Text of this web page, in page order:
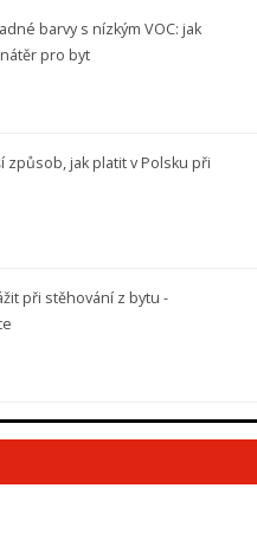
barvy s nízkým VOC: jak
pro byt
způsob, jak platit v Polsku při
při stěhování z bytu -